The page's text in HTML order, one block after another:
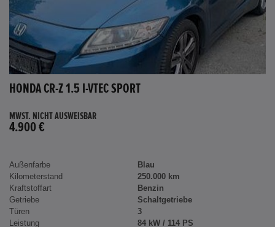
HONDA CR-Z 1.5 I-VTEC SPORT
MWST. NICHT AUSWEISBAR
4.900 €
Außenfarbe
Blau
Kilometerstand
250.000 km
Kraftstoffart
Benzin
Getriebe
Schaltgetriebe
Türen
3
Leistung
84 kW / 114 PS